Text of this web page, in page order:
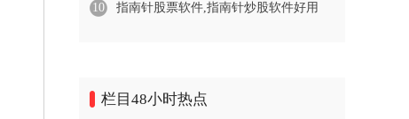
10 指南针股票软件,指南针炒股软件好用
栏目48小时热点